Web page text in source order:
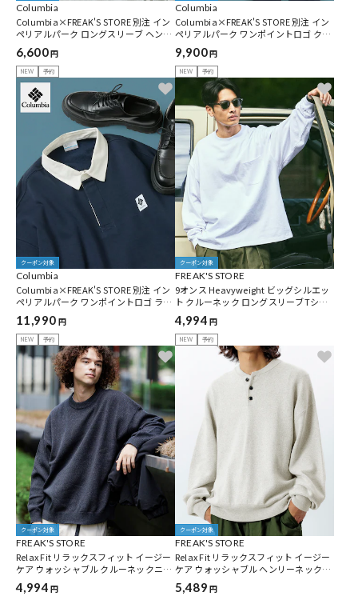
Columbia
Columbia×FREAK'S STORE 別注 イン
ペリアルパーク ロングスリーブ ヘンリ
ーネックTシャツ 【限定展開】
6,600円
NEW 予約
Columbia
Columbia×FREAK'S STORE 別注 イン
ペリアルパーク ワンポイントロゴ クル
ーネックスウェット 【限定展開】
9,900円
NEW 予約
クーポン対象
Columbia
Columbia×FREAK'S STORE 別注 イン
ペリアルパーク ワンポイントロゴ ラグ
ビーシャツ 【限定展開】
11,990 円
NEW 予約
クーポン対象
FREAK'S STORE
9オンス Heavyweight ビッグシルエッ
ト クルーネック ロングスリーブTシャ
ツ 【限定展開】
4,994 円
NEW 予約
クーポン対象
FREAK'S STORE
Relax Fit リラックスフィット イージー
ケア ウォッシャブル クルーネックニッ
ト【限定展開】
4,994 円
クーポン対象
FREAK'S STORE
Relax Fit リラックスフィット イージー
ケア ウォッシャブル ヘンリーネックニ
ット 【限定展開】
5,489 円